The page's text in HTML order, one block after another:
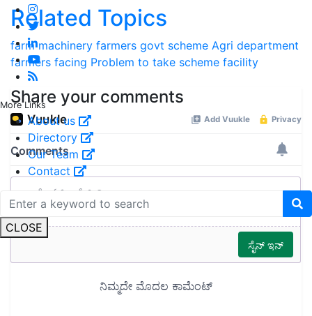
More Links
About us
Directory
Our Team
Contact
CLOSE
Related Topics
farm machinery farmers govt scheme Agri department
farmers facing Problem to take scheme facility
Share your comments